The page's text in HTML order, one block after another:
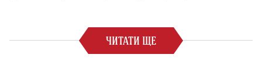
ЧИТАТИ ЩЕ